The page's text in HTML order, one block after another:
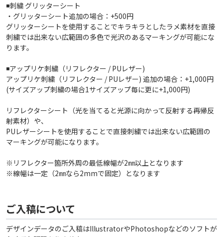
◾️刺繍 グリッターシート
・グリッターシート追加の場合：+500円
グリッターシートを使用することでキラキラとしたラメ素材を直接
刺繍では出来ない広範囲の多色で光沢のあるマーキングが可能にな
ります。
◾️アップリケ刺繍（リフレクター / PUレザー)
アップリケ刺繍（リフレクター / PUレザー) 追加の場合：+1,000円
(サイズアップ刺繍の場合1サイズアップ毎に更に+1,000円)
リフレクターシート（光を当てると光源に向かって反射する再帰反
射素材）や、
PUレザーシートを使用することで直接刺繍では出来ない広範囲の
マーキングが可能になります。
※リフレクター箇所外周の最低線幅が2㎜以上となります
※線幅は一定（2㎜なら2mmで固定）となります
ご入稿について
デザインデータのご入稿はIllustratorやPhotoshopなどのソフトが